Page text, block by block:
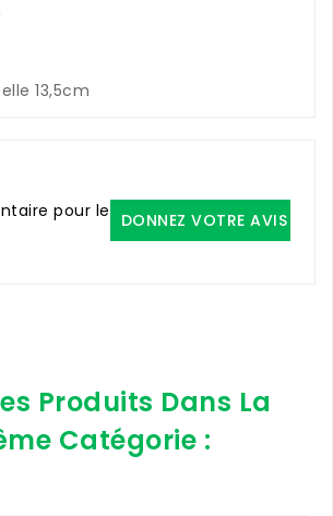
13,5cm
DONNEZ VOTRE AVIS
pour le
Produits Dans La
Catégorie :